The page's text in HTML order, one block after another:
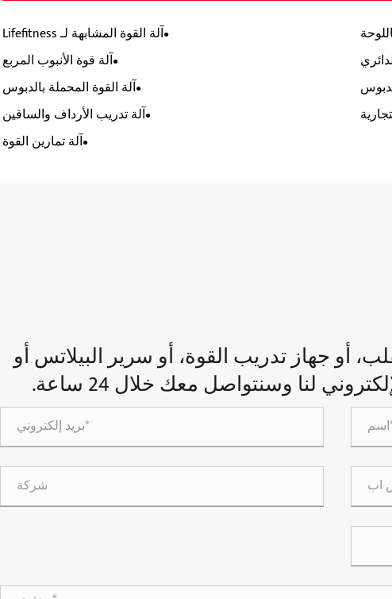
آلة القوة المشابهة لـ Lifefitness
آلة قوة الأنبوب المربع
آلة القوة المحملة بالدبوس
آلة تدريب الأرداف والساقين
آلة تمارين القوة
أو جهاز تدريب القوة، أو سرير البيلاتس أو
لنا وسنتواصل معك خلال 24 ساعة.